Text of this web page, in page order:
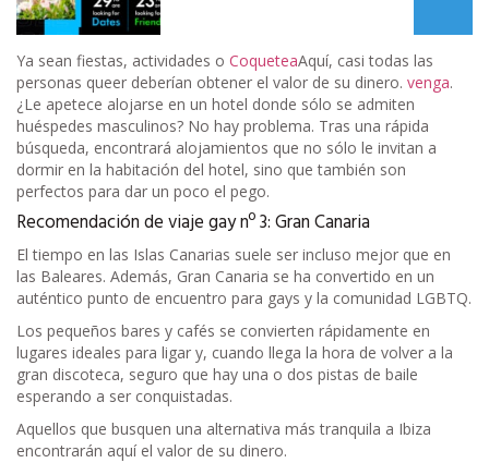
Ya sean fiestas, actividades o CoqueteaAquí, casi todas las
personas queer deberían obtener el valor de su dinero. venga.
¿Le apetece alojarse en un hotel donde sólo se admiten
huéspedes masculinos? No hay problema. Tras una rápida
búsqueda, encontrará alojamientos que no sólo le invitan a
dormir en la habitación del hotel, sino que también son
perfectos para dar un poco el pego.
Recomendación de viaje gay nº 3: Gran Canaria
El tiempo en las Islas Canarias suele ser incluso mejor que en
las Baleares. Además, Gran Canaria se ha convertido en un
auténtico punto de encuentro para gays y la comunidad LGBTQ.
Los pequeños bares y cafés se convierten rápidamente en
lugares ideales para ligar y, cuando llega la hora de volver a la
gran discoteca, seguro que hay una o dos pistas de baile
esperando a ser conquistadas.
Aquellos que busquen una alternativa más tranquila a Ibiza
encontrarán aquí el valor de su dinero.